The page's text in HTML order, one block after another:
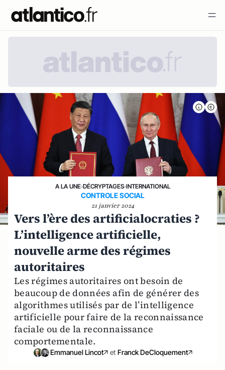
A LA UNE›DÉCRYPTAGES›INTERNATIONAL
CONTROLE SOCIAL
21 janvier 2024
Vers l’ère des artificialocraties ?
L’intelligence artificielle,
nouvelle arme des régimes
autoritaires
Les régimes autoritaires ont besoin de
beaucoup de données afin de générer des
algorithmes utilisés par de l’intelligence
artificielle pour faire de la reconnaissance
faciale ou de la reconnaissance
comportementale.
Emmanuel Lincot et Franck DeCloquement